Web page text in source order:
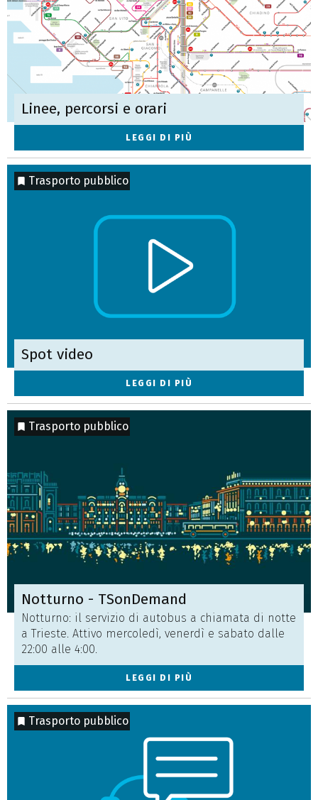
Linee, percorsi e orari
LEGGI DI PIÙ
Trasporto pubblico
Spot video
LEGGI DI PIÙ
Trasporto pubblico
Notturno - TSonDemand
Notturno: il servizio di autobus a chiamata di notte
a Trieste. Attivo mercoledì, venerdì e sabato dalle
22:00 alle 4:00.
LEGGI DI PIÙ
Trasporto pubblico